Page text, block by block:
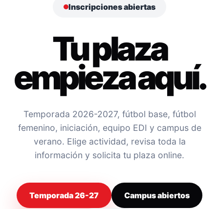
Inscripciones abiertas
Tu plaza
empieza aquí.
Temporada 2026-2027, fútbol base, fútbol
femenino, iniciación, equipo EDI y campus de
verano. Elige actividad, revisa toda la
información y solicita tu plaza online.
Temporada 26-27 Campus abiertos